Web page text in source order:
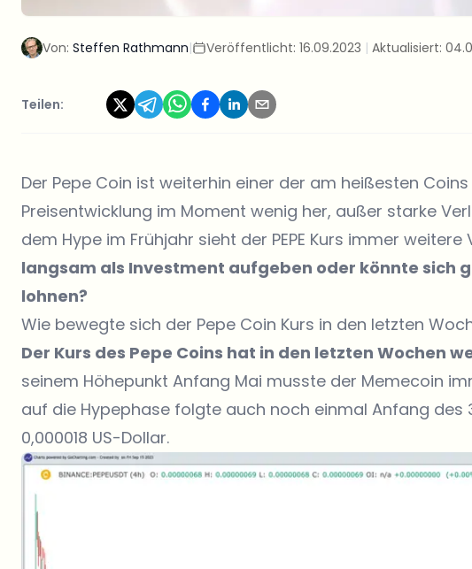
Von: Steffen Rathmann| Veröffentlicht: 16.09.2023 | Aktualisiert:
Teilen:
Der Pepe Coin ist weiterhin einer der am heißesten
Preisentwicklung im Moment wenig her, außer starke
dem Hype im Frühjahr sieht der PEPE Kurs immer weitere
langsam als Investment aufgeben oder könnte sich
lohnen?
Wie bewegte sich der Pepe Coin Kurs in den letzten
Der Kurs des Pepe Coins hat in den letzten Wochen
seinem Höhepunkt Anfang Mai musste der Memecoin
auf die Hypephase folgte auch noch einmal Anfang des
0,000018 US-Dollar.